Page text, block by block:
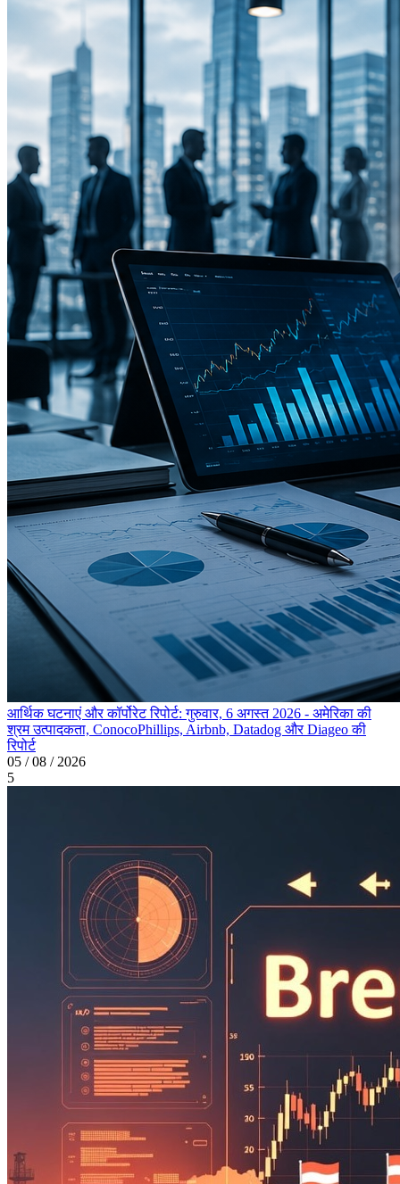
आर्थिक घटनाएं और कॉर्पोरेट रिपोर्ट: गुरुवार, 6 अगस्त 2026 - अमेरिका की
श्रम उत्पादकता, ConocoPhillips, Airbnb, Datadog और Diageo की
रिपोर्ट
05 / 08 / 2026
5